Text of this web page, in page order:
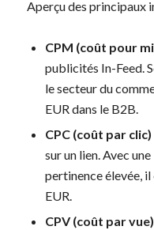
Aperçu des principaux
CPM (coût pour
publicités In-Feed.
le secteur du
EUR dans le B2B.
CPC (coût par clic)
sur un lien. Avec
pertinence élevée,
EUR.
CPV (coût par